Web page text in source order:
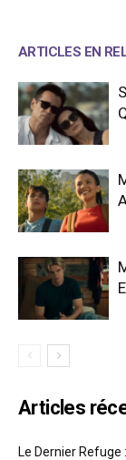
ARTICLES EN
Articles
Le Dernier Refuge